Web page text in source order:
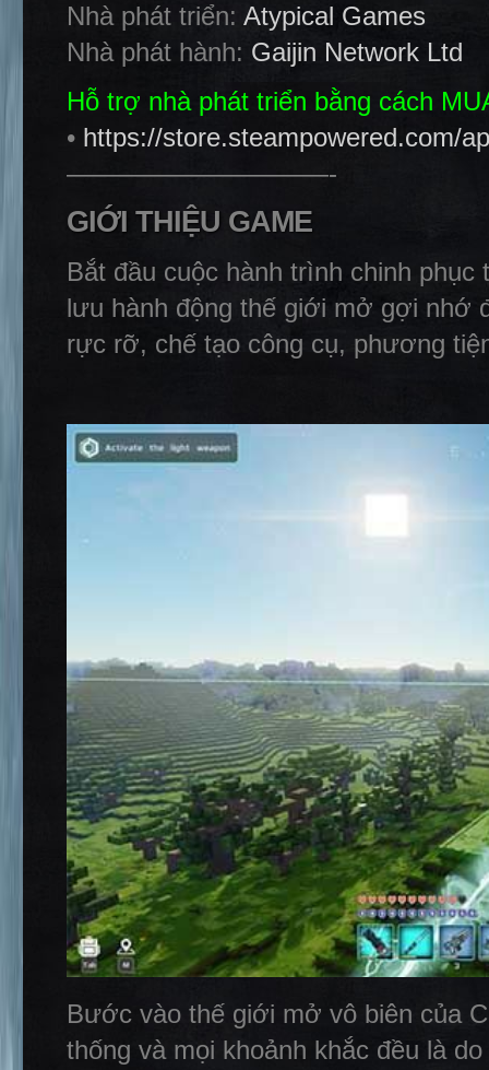
Nhà phát triển: Atypical Games
Nhà phát hành: Gaijin Network Ltd
Hỗ trợ nhà phát triển bằng cách
• https://store.steampowered.com/
——————————-
GIỚI THIỆU GAME
Bắt đầu cuộc hành trình chinh
lưu hành động thế giới mở gợi nhớ
rực rỡ, chế tạo công cụ, phương
Bước vào thế giới mở vô biên của
thống và mọi khoảnh khắc đều là